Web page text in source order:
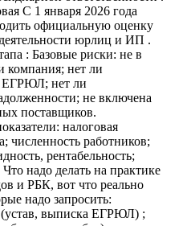
С 1 января 2026 года
официальную оценку
юрлиц и ИП .
: Базовые риски: не в
компания; нет ли
ЕГРЮЛ; нет ли
не включена
поставщиков.
налоговая
численность работников;
рентабельность;
надо делать на практике
и РБК, вот что реально
надо запросить:
выписка ЕГРЮЛ) ;